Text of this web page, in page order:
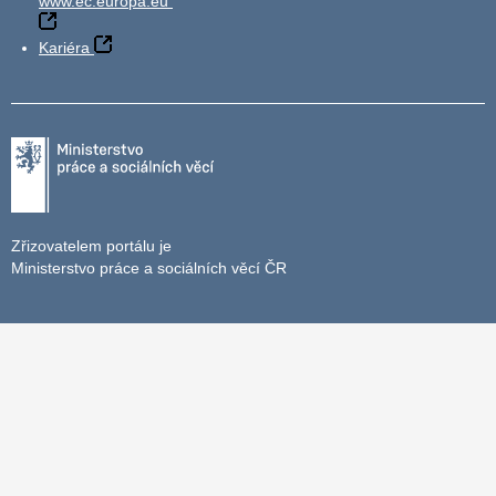
Kariéra
Zřizovatelem portálu je
Ministerstvo práce a sociálních věcí ČR